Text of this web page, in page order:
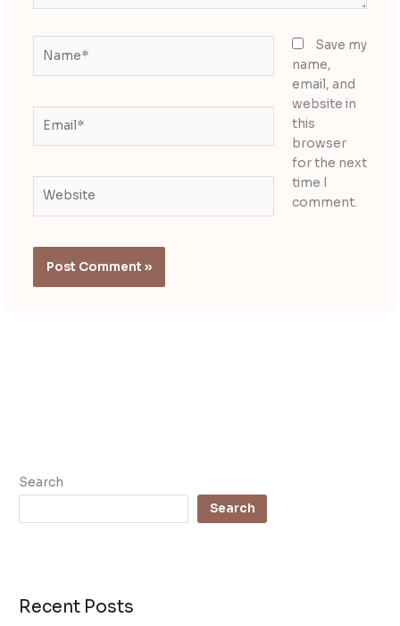
Save my
name,
email, and
website in
this
browser
for the next
time I
comment.
Search
Search
Recent Posts